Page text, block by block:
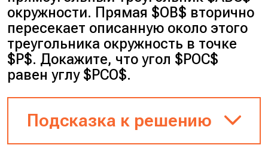
как известный факт и
использовать его для
вычислений во втором пункте.
При правильном решении ты
сможешь заработать один
окружности. Прямая $OB$ вторично
пересекает описанную около этого
треугольника окружность в точке
$P$. Докажите, что угол $POC$
равен углу $PCO$.
Подсказка к решению